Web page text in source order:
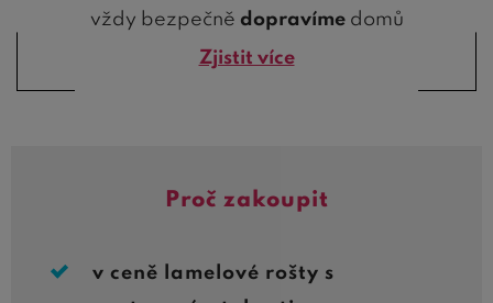
vždy bezpečně dopravímedomů
Zjistit více
Proč zakoupit
v ceně lamelové rošty s